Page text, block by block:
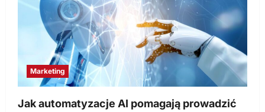
Marketing
Jak automatyzacje AI pomagają prowadzić